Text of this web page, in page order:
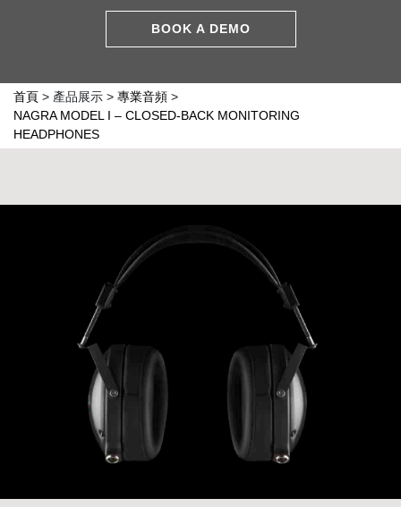
BOOK A DEMO
首頁 > 產品展示 > 專業音頻 >
NAGRA MODEL I – CLOSED-BACK MONITORING
HEADPHONES